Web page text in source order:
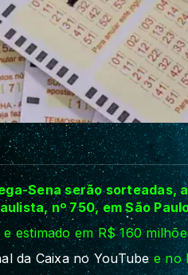
Sena serão sorteadas,
nº 750, em São
estimado em R$ 160
da Caixa no YouTubee no